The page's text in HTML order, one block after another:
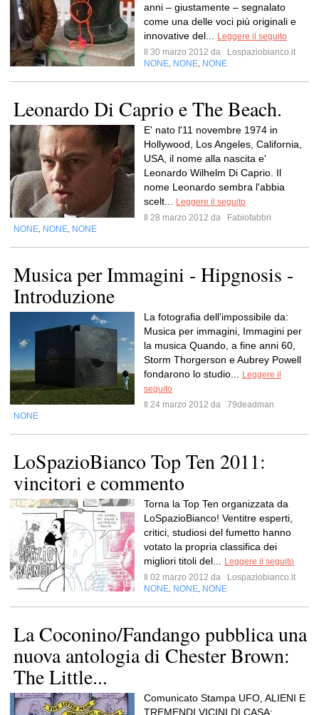
anni – giustamente – segnalato
come una delle voci più originali e
innovative del...
Leggere il seguito
Il 30 marzo 2012 da
Lospaziobianco.it
NONE NONE NONE
Leonardo Di Caprio e The Beach.
E' nato l'11 novembre 1974 in
Hollywood, Los Angeles, California,
USA, il nome alla nascita e'
Leonardo Wilhelm Di Caprio. Il
nome Leonardo sembra l'abbia
scelt...
Leggere il seguito
Il 28 marzo 2012 da
Fabiofabbri
NONE NONE NONE
Musica per Immagini - Hipgnosis -
Introduzione
La fotografia dell’impossibile da:
Musica per immagini, Immagini per
la musica Quando, a fine anni 60,
Storm Thorgerson e Aubrey Powell
fondarono lo studio...
Leggere il
seguito
Il 24 marzo 2012 da
79deadman
NONE
LoSpazioBianco Top Ten 2011:
vincitori e commento
Torna la Top Ten organizzata da
LoSpazioBianco! Ventitre esperti,
critici, studiosi del fumetto hanno
votato la propria classifica dei
migliori titoli del...
Leggere il seguito
Il 02 marzo 2012 da
Lospaziobianco.it
NONE NONE NONE
La Coconino/Fandango pubblica una
nuova antologia di Chester Brown:
The Little...
Comunicato Stampa UFO, ALIENI E
TREMENDI VICINI DI CASA: